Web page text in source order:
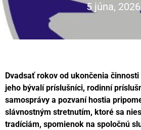
5 júna, 2026
Dvadsať rokov od ukončenia
jeho bývalí príslušníci, rodinní
samosprávy a pozvaní hostia
slávnostným stretnutím, ktoré sa
tradíciám, spomienok na spoločnú